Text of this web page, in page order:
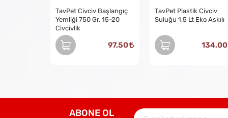
TavPet Civciv Başlangıç
Yemliği 750 Gr. 15-20
Civcivlik
97,50
TavPet Plastik Civciv
Suluğu 1,5 Lt Eko Askılı
134,00
ABONE OL